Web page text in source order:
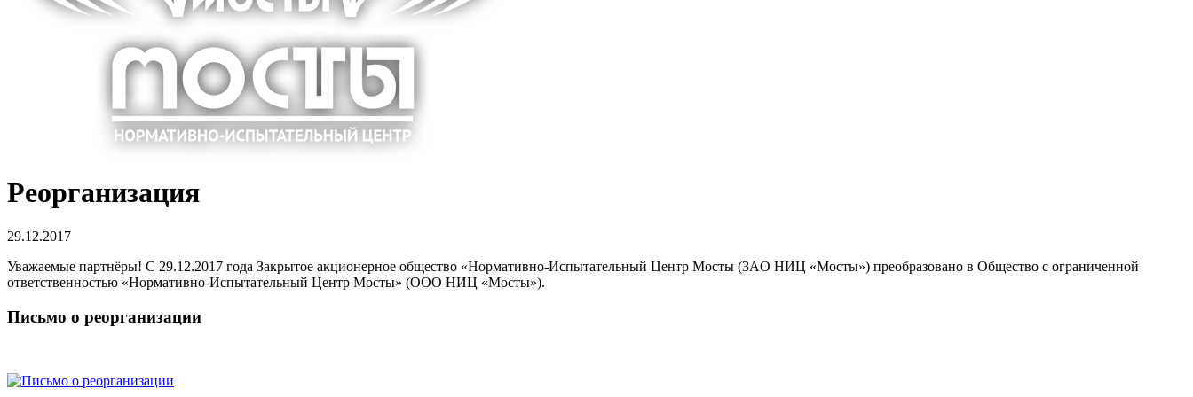
Реорганизация
29.12.2017
Уважаемые партнёры! C 29.12.2017 года Закрытое акционерное общество «Нормативно-Испытательный Центр Мосты (3AO НИЦ «Мосты») преобразовано в Общество c ограниченной
ответственностью «Нормативно-Испытательный Центр Мосты» (ООО НИЦ «Мосты»).
Письмо о реорганизации